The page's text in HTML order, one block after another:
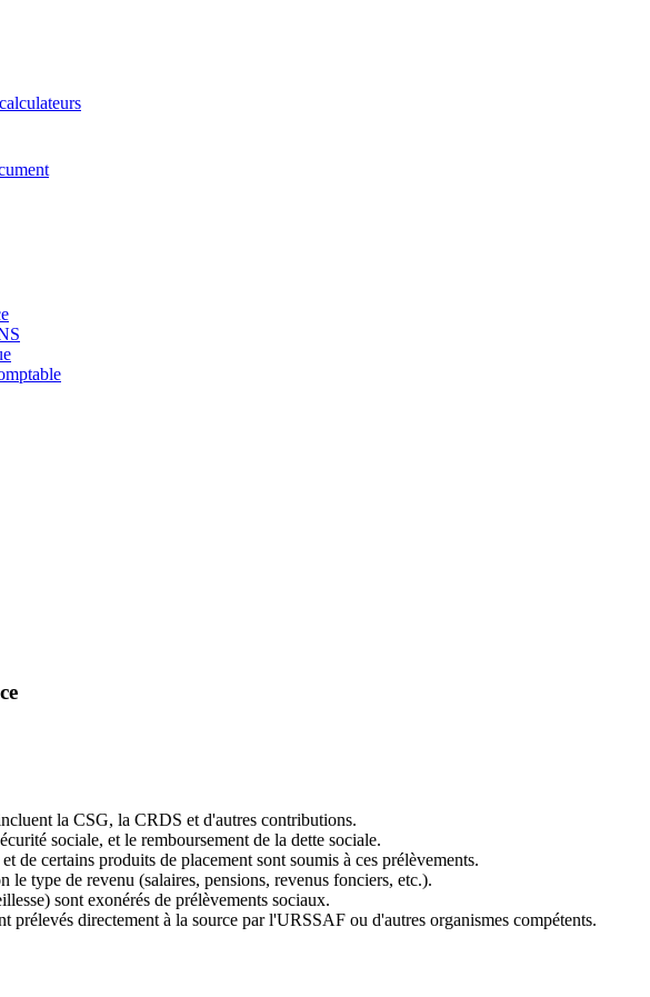
la CSG, la CRDS et d'autres contributions.
sociale, et le remboursement de la dette sociale.
de certains produits de placement sont soumis à ces prélèvements.
le type de revenu (salaires, pensions, revenus fonciers, etc.).
sont exonérés de prélèvements sociaux.
prélevés directement à la source par l'URSSAF ou d'autres organismes compétents.